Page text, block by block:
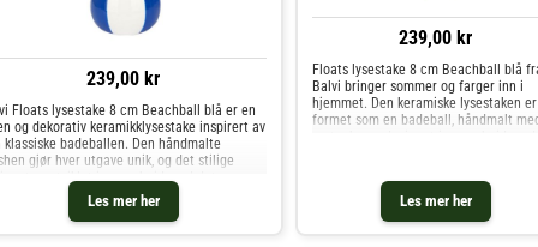
239,00 kr
Les mer her
Floats lysestake 8 cm Beachball blå er en
og dekorativ keramikklysestake inspirert av
klassiske badeballen. Den håndmalte
gjør hver utgave unik, og det stilige
er utviklet i samarbeid med det
keramikkselskap
239,00 kr
Les mer her
Floats lysestake 8 cm Beachball blå
Balvi bringer sommer og farger inn i
hjemmet. Den keramiske lysestaken er
formet som en badeball, håndmalt